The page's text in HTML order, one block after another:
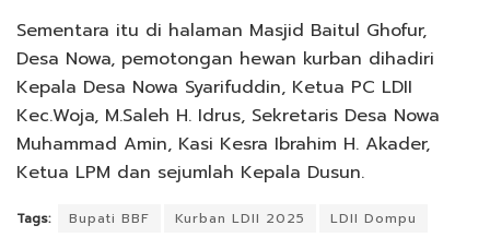
Sementara itu di halaman Masjid Baitul Ghofur,
Desa Nowa, pemotongan hewan kurban dihadiri
Kepala Desa Nowa Syarifuddin, Ketua PC LDII
Kec.Woja, M.Saleh H. Idrus, Sekretaris Desa Nowa
Muhammad Amin, Kasi Kesra Ibrahim H. Akader,
Ketua LPM dan sejumlah Kepala Dusun.
Tags: Bupati BBF Kurban LDII 2025 LDII Dompu